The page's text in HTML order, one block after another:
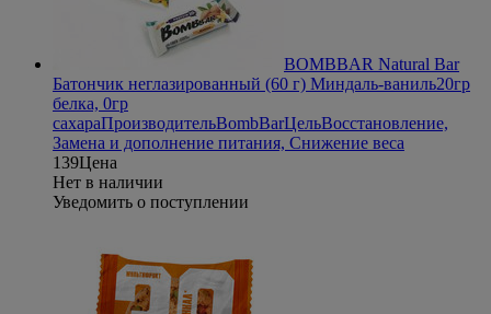
BOMBBAR Natural Bar
Батончик неглазированный (60 г) Миндаль-ваниль20гр
белка, 0гр
сахараПроизводительBombBarЦельВосстановление,
Замена и дополнение питания, Снижение веса
139Цена
Нет в наличии
Уведомить о поступлении